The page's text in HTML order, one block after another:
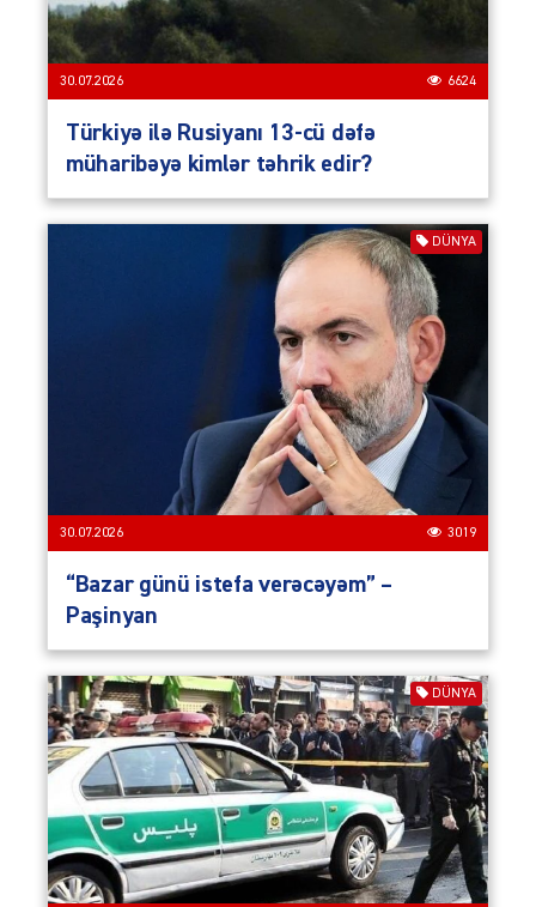
30.07.2026 6624
Türkiyə ilə Rusiyanı 13-cü dəfə
müharibəyə kimlər təhrik edir?
DÜNYA
30.07.2026 3019
“Bazar günü istefa verəcəyəm” –
Paşinyan
DÜNYA